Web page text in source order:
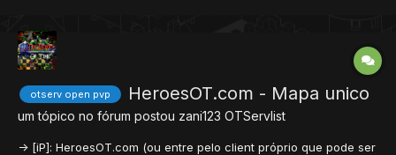
otserv open pvp HeroesOT.com - Mapa unico
um tópico no fórum postou zani123 OTServlist
-> [iP]: HeroesOT.com (ou entre pelo client próprio que pode ser